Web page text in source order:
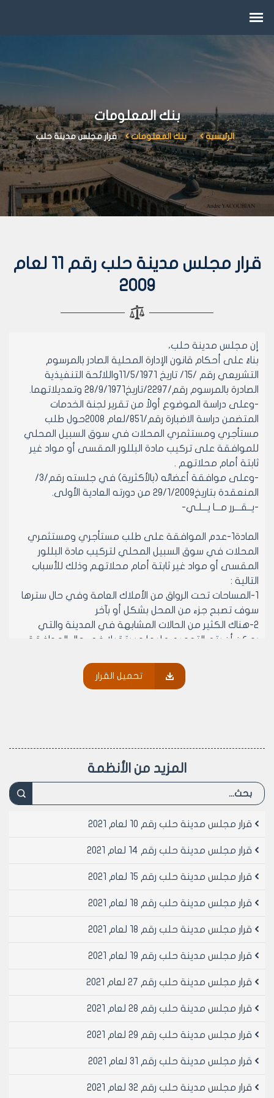
بنك المعلومات
الرئيسية بنك المعلومات قرار مجلس مدينة حلب
قرار مجلس مدينة حلب رقم 11 لعام
2009
إن مجلس مدينة حلب،
بناءً على أحكام قانون الإدارة المحلية الصادر بالمرسوم
التشريعي رقم /15/ تاريخ 11/5/1971واللائحة التنفيذية
الصادرة بالمرسوم رقم/2297/تاريخ28/9/1971 وتعديلاتهما.
-وعلى دراسة الموضوع أولاً من تقرير لجنة الخدمات
المتضمن دراسة الاضبارة رقم/851/لعام 2008حول طلب
مستأجري ومستثمري المحلات في سوق السبيل المحلي
للموافقة على تركيب مادة البللور المقسى أو مواد غير
ثابتة أمام محلاتهم .
-وعلى موافقة أعضائه (بالأكثرية) في جلسته رقم/3/
المنعقدة بتاريخ29/1/2009 من دورته العادية الأولى.
-يــقـــرر مـــا يـــلـي-
المادة1-عدم الموافقة على طلب مستأجري ومستثمري
المحلات في سوق السبيل المحلي لتركيب مادة البللور
المقسى أو مواد غير ثابتة أمام محلاتهم وذلك للأسباب
التالية :
1-المساحات تحت الرواق من الأملاك العامة وفي حال سترها
سوف تصبح جزء من المحل بشكل أو بآخر
2-هناك الكثير من الحالات المشابهة في المدينة والتي
يمكن أن يتم التعميم عليها مستقبلا في حال الموافقة
في الجميلية-مباني السبع بحرات).
المادة2- ينشر هذا القرار في لوحة إعلانات مجلس مدينة
الدكتور المهندس معن الشبلي
تحميل القرار
المزيد من الأنظمة
قرار مجلس مدينة حلب رقم 10 لعام 2021
قرار مجلس مدينة حلب رقم 14 لعام 2021
قرار مجلس مدينة حلب رقم 15 لعام 2021
قرار مجلس مدينة حلب رقم 18 لعام 2021
قرار مجلس مدينة حلب رقم 18 لعام 2021
قرار مجلس مدينة حلب رقم 19 لعام 2021
قرار مجلس مدينة حلب رقم 27 لعام 2021
قرار مجلس مدينة حلب رقم 28 لعام 2021
قرار مجلس مدينة حلب رقم 29 لعام 2021
قرار مجلس مدينة حلب رقم 31 لعام 2021
قرار مجلس مدينة حلب رقم 32 لعام 2021